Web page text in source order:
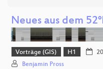
Neues aus dem
Vorträge (GIS) H1
Benjamin Pross